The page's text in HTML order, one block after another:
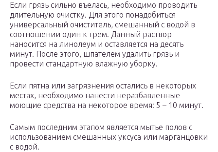
Если грязь сильно въелась, необходимо проводить
длительную очистку. Для этого понадобиться
универсальный очиститель, смешанный с водой в
соотношении один к трем. Данный раствор
наносится на линолеум и оставляется на десять
минут. После этого, шпателем удалить грязь и
провести стандартную влажную уборку.
Если пятна или загрязнения остались в некоторых
местах, необходимо нанести неразбавленные
моющие средства на некоторое время: 5 – 10 минут.
Самым последним этапом является мытье полов с
использованием смешанных уксуса или марганцовки
с водой.